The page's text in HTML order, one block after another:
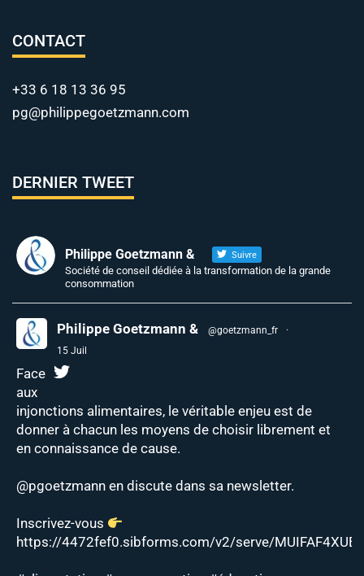
CONTACT
+33 6 18 13 36 95
pg@philippegoetzmann.com
DERNIER TWEET
Philippe Goetzmann & Suivre
Société de conseil dédiée à la transformation de la grande
consommation
Philippe Goetzmann & @goetzmann_fr
·
15 Juil
Face
aux
injonctions alimentaires, le véritable enjeu est de
donner à chacun les moyens de choisir librement et
en connaissance de cause.
@pgoetzmann en discute dans sa newsletter.
Inscrivez-vous
https://4472fef0.sibforms.com/v2/serve/